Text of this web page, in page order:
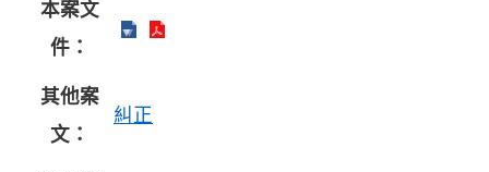
本案文
件：
其他案
文：
糾正